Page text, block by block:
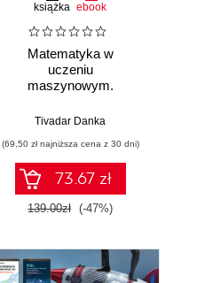
książka ebook
Matematyka w
uczeniu
maszynowym.
liniową, rachunek
całkowy oraz
rachunek
prawdopodobieństwa
Tivadar Danka
(69,50 zł najniższa cena z 30 dni)
73.67 zł
139.00zł (-47%)